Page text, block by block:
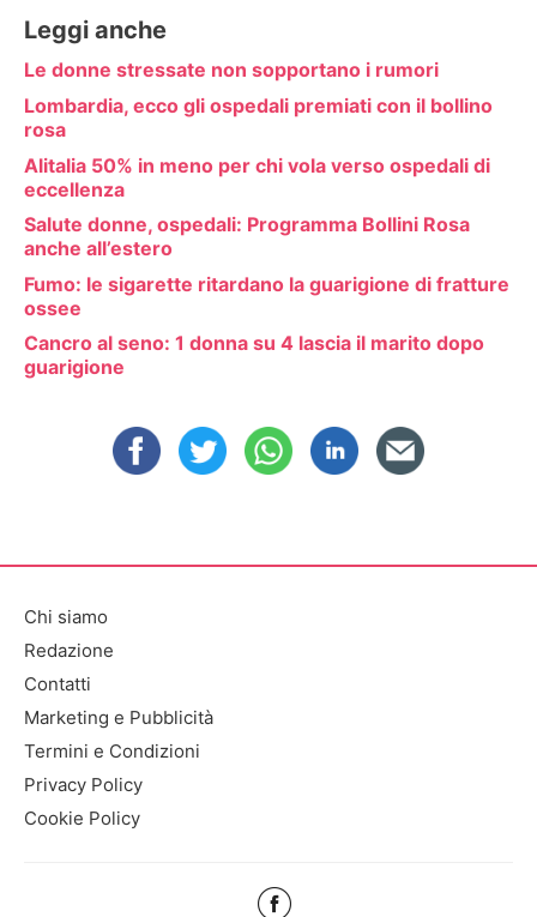
Leggi anche
Le donne stressate non sopportano i rumori
Lombardia, ecco gli ospedali premiati con il bollino
rosa
Alitalia 50% in meno per chi vola verso ospedali di
eccellenza
Salute donne, ospedali: Programma Bollini Rosa
anche all’estero
Fumo: le sigarette ritardano la guarigione di fratture
ossee
Cancro al seno: 1 donna su 4 lascia il marito dopo
guarigione
Chi siamo
Redazione
Contatti
Marketing e Pubblicità
Termini e Condizioni
Privacy Policy
Cookie Policy